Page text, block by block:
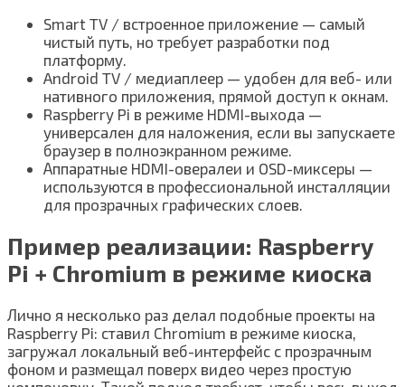
Smart TV / встроенное приложение — самый
чистый путь, но требует разработки под
платформу.
Android TV / медиаплеер — удобен для веб- или
нативного приложения, прямой доступ к окнам.
Raspberry Pi в режиме HDMI-выхода —
универсален для наложения, если вы запускаете
браузер в полноэкранном режиме.
Аппаратные HDMI-овералеи и OSD-миксеры —
используются в профессиональной инсталляции
для прозрачных графических слоев.
Пример реализации: Raspberry
Pi + Chromium в режиме киоска
Лично я несколько раз делал подобные проекты на
Raspberry Pi: ставил Chromium в режиме киоска,
загружал локальный веб-интерфейс с прозрачным
фоном и размещал поверх видео через простую